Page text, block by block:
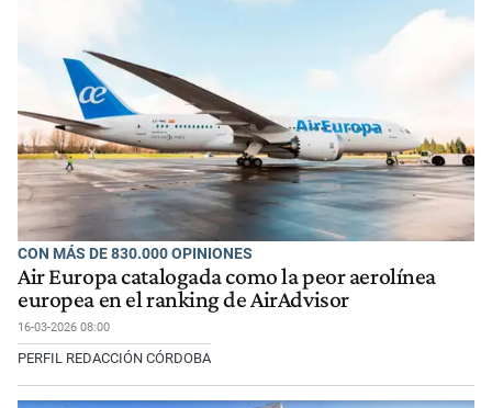
CON MÁS DE 830.000 OPINIONES
Air Europa catalogada como la peor aerolínea
europea en el ranking de AirAdvisor
16-03-2026 08:00
PERFIL REDACCIÓN CÓRDOBA